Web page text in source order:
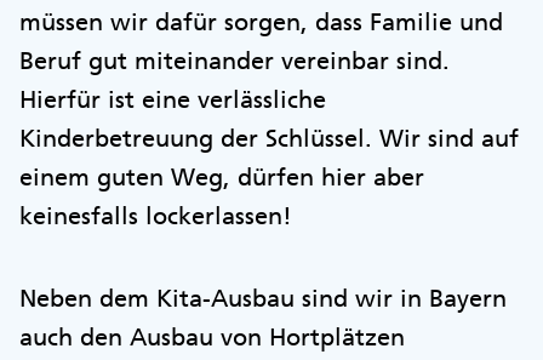
müssen wir dafür sorgen, dass Familie und
Beruf gut miteinander vereinbar sind.
Hierfür ist eine verlässliche
Kinderbetreuung der Schlüssel. Wir sind auf
einem guten Weg, dürfen hier aber
keinesfalls lockerlassen!
Neben dem Kita-Ausbau sind wir in Bayern
auch den Ausbau von Hortplätzen